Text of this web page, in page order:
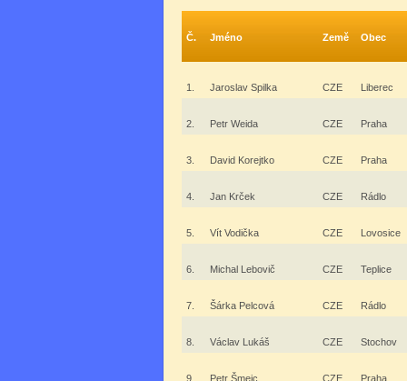
Č. Jméno Země Obec
1. Jaroslav Spilka CZE Liberec
2. Petr Weida CZE Praha
3. David Korejtko CZE Praha
4. Jan Krček CZE Rádlo
5. Vít Vodička CZE Lovosice
6. Michal Lebovič CZE Teplice
7. Šárka Pelcová CZE Rádlo
8. Václav Lukáš CZE Stochov
9. Petr Šmejc CZE Praha